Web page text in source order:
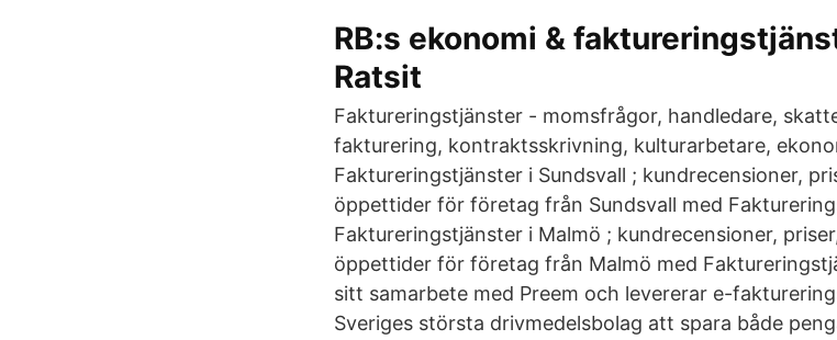
RB:s ekonomi &
Ratsit
Faktureringstjänster - momsfrågor, handledare,
fakturering, kontraktsskrivning, kulturarbetare,
Faktureringstjänster i Sundsvall ; kundrecensioner,
öppettider för företag från Sundsvall med
Faktureringstjänster i Malmö ; kundrecensioner,
öppettider för företag från Malmö med
sitt samarbete med Preem och levererar e-
Sveriges största drivmedelsbolag att spara både